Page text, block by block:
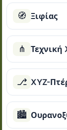
🧭 Ξιφίας
⋔ Τεχνική
⎇ XYZ-
🏙